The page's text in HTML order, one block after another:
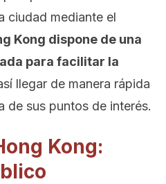
ciudad mediante el
Kong dispone de una
para facilitar la
llegar de manera rápida
de sus puntos de interés.
Kong: